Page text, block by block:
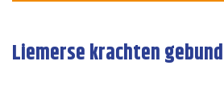
Liemerse krachten